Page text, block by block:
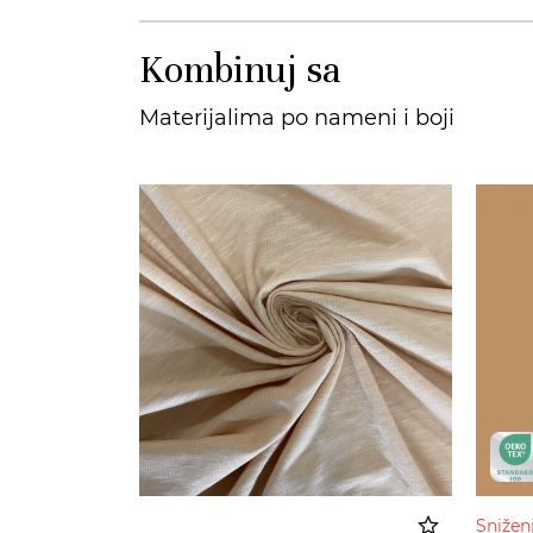
Kombinuj sa
Materijalima po nameni i boji